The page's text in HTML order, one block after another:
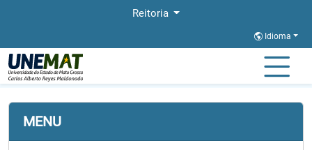
Reitoria
Idioma
Página Inicial
MENU